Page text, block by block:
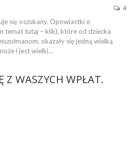
4
się oszukany. Opowiastki o
temat tutaj – klik), które od dziecka
okazały się jedną wielką
i jest wielki…
Z WASZYCH WPŁAT.